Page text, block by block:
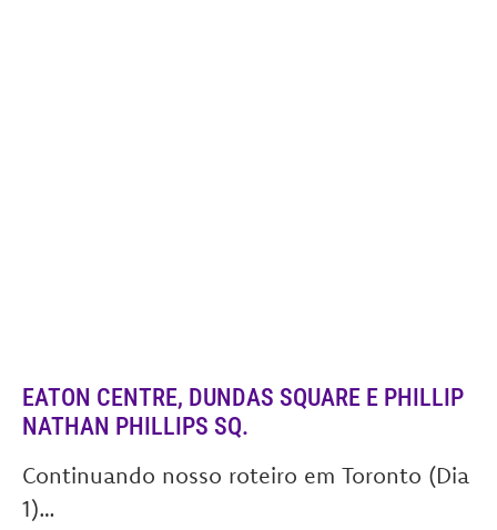
EATON CENTRE, DUNDAS SQUARE E PHILLIP
NATHAN PHILLIPS SQ.
Continuando nosso roteiro em Toronto (Dia
1)…